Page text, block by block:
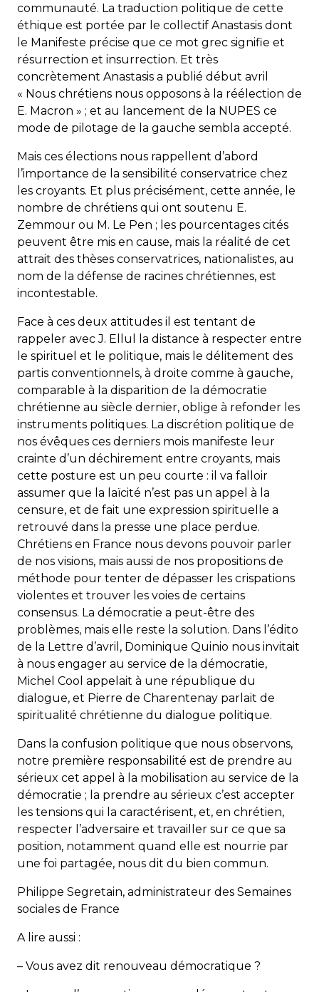
communauté. La traduction politique de cette
éthique est portée par le collectif Anastasis dont
le Manifeste précise que ce mot grec signifie et
résurrection et insurrection. Et très
concrètement Anastasis a publié début avril
« Nous chrétiens nous opposons à la réélection de
E. Macron » ; et au lancement de la NUPES ce
mode de pilotage de la gauche sembla accepté.
Mais ces élections nous rappellent d’abord
l’importance de la sensibilité conservatrice chez
les croyants. Et plus précisément, cette année, le
nombre de chrétiens qui ont soutenu E.
Zemmour ou M. Le Pen ; les pourcentages cités
peuvent être mis en cause, mais la réalité de cet
attrait des thèses conservatrices, nationalistes, au
nom de la défense de racines chrétiennes, est
incontestable.
Face à ces deux attitudes il est tentant de
rappeler avec J. Ellul la distance à respecter entre
le spirituel et le politique, mais le délitement des
partis conventionnels, à droite comme à gauche,
comparable à la disparition de la démocratie
chrétienne au siècle dernier, oblige à refonder les
instruments politiques. La discrétion politique de
nos évêques ces derniers mois manifeste leur
crainte d’un déchirement entre croyants, mais
cette posture est un peu courte : il va falloir
assumer que la laïcité n’est pas un appel à la
censure, et de fait une expression spirituelle a
retrouvé dans la presse une place perdue.
Chrétiens en France nous devons pouvoir parler
de nos visions, mais aussi de nos propositions de
méthode pour tenter de dépasser les crispations
violentes et trouver les voies de certains
consensus. La démocratie a peut-être des
problèmes, mais elle reste la solution. Dans l’édito
de la Lettre d’avril, Dominique Quinio nous invitait
à nous engager au service de la démocratie,
Michel Cool appelait à une république du
dialogue, et Pierre de Charentenay parlait de
spiritualité chrétienne du dialogue politique.
Dans la confusion politique que nous observons,
notre première responsabilité est de prendre au
sérieux cet appel à la mobilisation au service de la
démocratie ; la prendre au sérieux c’est accepter
les tensions qui la caractérisent, et, en chrétien,
respecter l’adversaire et travailler sur ce que sa
position, notamment quand elle est nourrie par
une foi partagée, nous dit du bien commun.
Philippe Segretain, administrateur des Semaines
sociales de France
A lire aussi :
– Vous avez dit renouveau démocratique ?